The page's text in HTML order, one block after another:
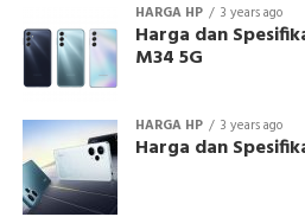
HARGA HP 3 years ago
Harga dan
M34 5G
HARGA HP 3 years ago
Harga dan